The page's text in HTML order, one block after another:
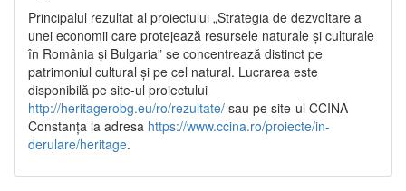
Principalul rezultat al proiectului „Strategia de dezvoltare a
unei economii care protejează resursele naturale și culturale
în România și Bulgaria” se concentrează distinct pe
patrimoniul cultural și pe cel natural. Lucrarea este
disponibilă pe site-ul proiectului
http://heritagerobg.eu/ro/rezultate/ sau pe site-ul CCINA
Constanța la adresa https://www.ccina.ro/proiecte/in-
derulare/heritage.